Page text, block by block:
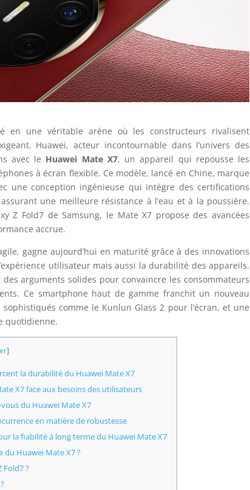
en une véritable arène où les constructeurs rivalisent
Huawei, acteur incontournable dans l’univers des
avec le Huawei Mate X7, un appareil qui repousse les
à écran flexible. Ce modèle, lancé en Chine, marque
une conception ingénieuse qui intègre des certifications
une meilleure résistance à l’eau et à la poussière.
Z Fold7 de Samsung, le Mate X7 propose des avancées
accrue.
gagne aujourd’hui en maturité grâce à des innovations
utilisateur mais aussi la durabilité des appareils.
arguments solides pour convaincre les consommateurs
Ce smartphone haut de gamme franchit un nouveau
comme le Kunlun Glass 2 pour l’écran, et une
quotidienne.
]
la durabilité du Huawei Mate X7
X7 face aux besoins des utilisateurs
du Huawei Mate X7
en matière de robustesse
la fiabilité à long terme du Huawei Mate X7
du Huawei Mate X7 ?
Fold7 ?